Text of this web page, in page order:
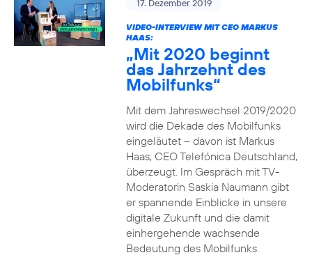
17. Dezember 2019
VIDEO-INTERVIEW MIT CEO MARKUS
HAAS:
„Mit 2020 beginnt
das Jahrzehnt des
Mobilfunks“
Mit dem Jahreswechsel 2019/2020
wird die Dekade des Mobilfunks
eingeläutet – davon ist Markus
Haas, CEO Telefónica Deutschland,
überzeugt. Im Gespräch mit TV-
Moderatorin Saskia Naumann gibt
er spannende Einblicke in unsere
digitale Zukunft und die damit
einhergehende wachsende
Bedeutung des Mobilfunks.